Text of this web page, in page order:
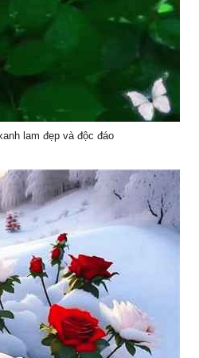
lam đẹp và độc đáo